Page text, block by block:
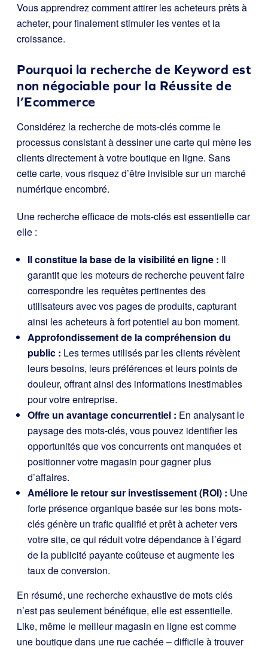
Vous apprendrez comment attirer les acheteurs prêts à
acheter, pour finalement stimuler les ventes et la
croissance.
Pourquoi la recherche de Keyword est
non négociable pour la Réussite de
l’Ecommerce
Considérez la recherche de mots-clés comme le
processus consistant à dessiner une carte qui mène les
clients directement à votre boutique en ligne. Sans
cette carte, vous risquez d’être invisible sur un marché
numérique encombré.
Une recherche efficace de mots-clés est essentielle car
elle :
Il constitue la base de la visibilité en ligne : Il
garantit que les moteurs de recherche peuvent faire
correspondre les requêtes pertinentes des
utilisateurs avec vos pages de produits, capturant
ainsi les acheteurs à fort potentiel au bon moment.
Approfondissement de la compréhension du
public : Les termes utilisés par les clients révèlent
leurs besoins, leurs préférences et leurs points de
douleur, offrant ainsi des informations inestimables
pour votre entreprise.
Offre un avantage concurrentiel : En analysant le
paysage des mots-clés, vous pouvez identifier les
opportunités que vos concurrents ont manquées et
positionner votre magasin pour gagner plus
d’affaires.
Améliore le retour sur investissement (ROI) : Une
forte présence organique basée sur les bons mots-
clés génère un trafic qualifié et prêt à acheter vers
votre site, ce qui réduit votre dépendance à l’égard
de la publicité payante coûteuse et augmente les
taux de conversion.
En résumé, une recherche exhaustive de mots clés
n’est pas seulement bénéfique, elle est essentielle.
Like, même le meilleur magasin en ligne est comme
une boutique dans une rue cachée – difficile à trouver